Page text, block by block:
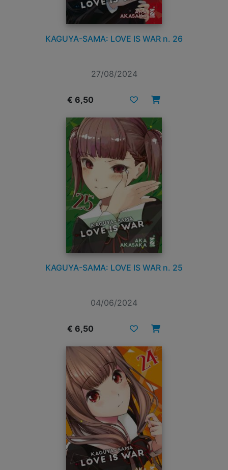
KAGUYA-SAMA: LOVE IS WAR n. 26
27/08/2024
€ 6,50
KAGUYA-SAMA: LOVE IS WAR n. 25
04/06/2024
€ 6,50